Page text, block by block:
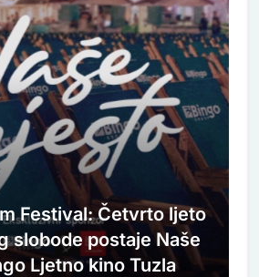
Festival: Četvrto ljeto
slobode postaje Naše
Ljetno kino Tuzla